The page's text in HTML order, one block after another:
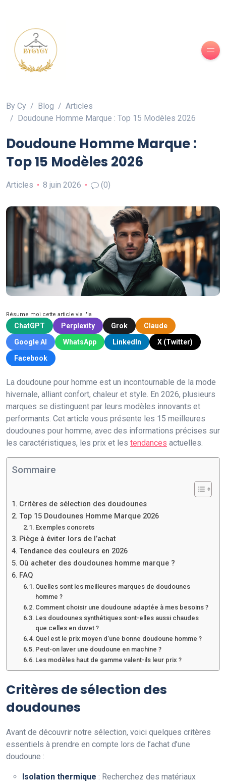
By Cy Blog
Articles
Doudoune Homme Marque : Top 15 Modèles 2026
Doudoune Homme Marque :
Top 15 Modèles 2026
Articles 8 juin 2026 (0)
Résume moi cette article via l'ia
ChatGPT Perplexity Grok
Claude
Google AI
WhatsApp LinkedIn
X (Twitter)
Facebook
La doudoune pour homme est un incontournable de la mode
hivernale, alliant confort, chaleur et style. En 2026, plusieurs
marques se distinguent par leurs modèles innovants et
performants. Cet article vous présente les 15 meilleures
doudounes pour homme, avec des informations précises sur
les caractéristiques, les prix et les tendances actuelles.
Sommaire
Critères de sélection des doudounes
Top 15 Doudounes Homme Marque 2026
Exemples concrets
Piège à éviter lors de l’achat
Tendance des couleurs en 2026
Où acheter des doudounes homme marque ?
FAQ
Quelles sont les meilleures marques de doudounes
homme ?
Comment choisir une doudoune adaptée à mes besoins ?
Les doudounes synthétiques sont-elles aussi chaudes
que celles en duvet ?
Quel est le prix moyen d’une bonne doudoune homme ?
Peut-on laver une doudoune en machine ?
Les modèles haut de gamme valent-ils leur prix ?
Critères de sélection des
doudounes
Avant de découvrir notre sélection, voici quelques critères
essentiels à prendre en compte lors de l’achat d’une
doudoune :
Isolation thermique : Recherchez des matériaux